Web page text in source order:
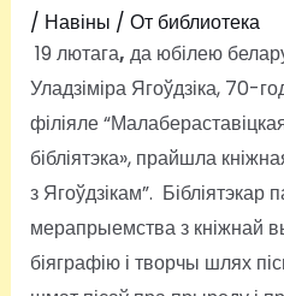
/ Навіны / От библиотека
19 лютага, да юбілею
Уладзіміра Ягоўдзіка, 70-
філіяле
бібліятэка», прайшла
з Ягоўдзікам”. Бібліятэкар
мерапрыемства з кніжнай
біяграфію і творчы шлях